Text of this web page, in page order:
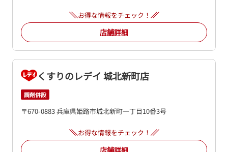
お得な情報をチェック！
店舗詳細
くすりのレデイ 城北新町店
調剤併設
〒670-0883 兵庫県姫路市城北新町一丁目10番3号
お得な情報をチェック！
店舗詳細